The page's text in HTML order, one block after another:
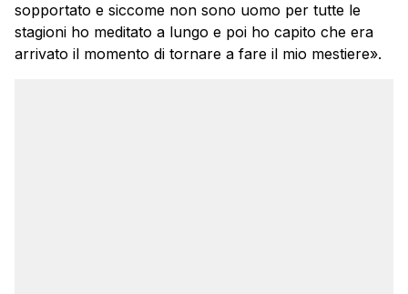
sopportato e siccome non sono uomo per tutte le
stagioni ho meditato a lungo e poi ho capito che era
arrivato il momento di tornare a fare il mio mestiere».